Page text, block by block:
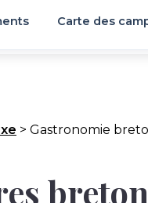
Carte des
> Gastronomie